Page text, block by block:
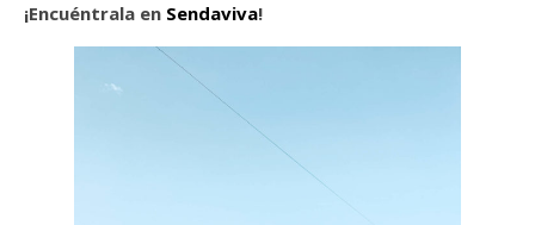
¡Encuéntrala en Sendaviva!